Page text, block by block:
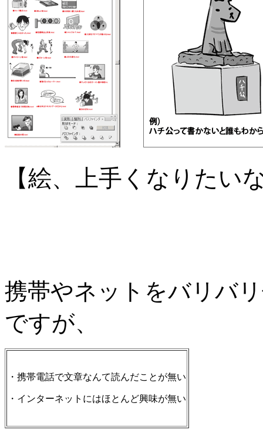
【絵、上手くなりたい
携帯やネットをバリバ
ですが、
・携帯電話で文章なんて読んだことが無い
・インターネットにはほとんど興味が無い